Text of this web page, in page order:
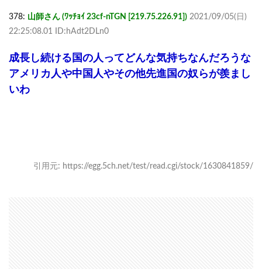
378: 山師さん (ﾜｯﾁｮｲ 23cf-nTGN [219.75.226.91]) 2021/09/05(日)
22:25:08.01 ID:hAdt2DLn0
成長し続ける国の人ってどんな気持ちなんだろうな
アメリカ人や中国人やその他先進国の奴らが羨まし
いわ
引用元: https://egg.5ch.net/test/read.cgi/stock/1630841859/